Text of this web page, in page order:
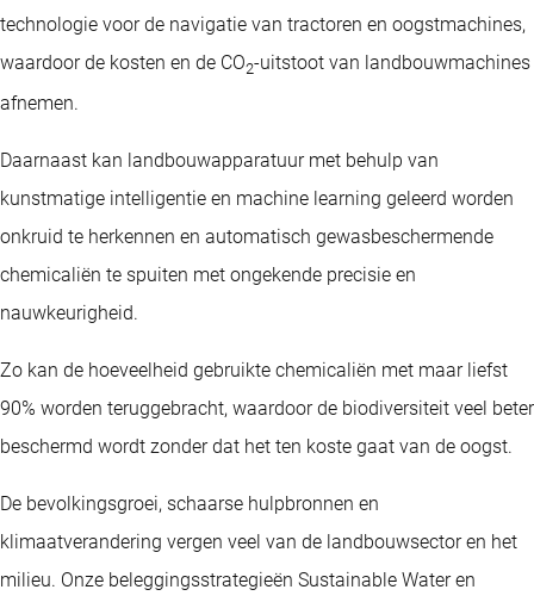
technologie voor de navigatie van tractoren en oogstmachines,
waardoor de kosten en de CO2-uitstoot van landbouwmachines
afnemen.
Daarnaast kan landbouwapparatuur met behulp van
kunstmatige intelligentie en machine learning geleerd worden
onkruid te herkennen en automatisch gewasbeschermende
chemicaliën te spuiten met ongekende precisie en
nauwkeurigheid.
Zo kan de hoeveelheid gebruikte chemicaliën met maar liefst
90% worden teruggebracht, waardoor de biodiversiteit veel beter
beschermd wordt zonder dat het ten koste gaat van de oogst.
De bevolkingsgroei, schaarse hulpbronnen en
klimaatverandering vergen veel van de landbouwsector en het
milieu. Onze beleggingsstrategieën Sustainable Water en